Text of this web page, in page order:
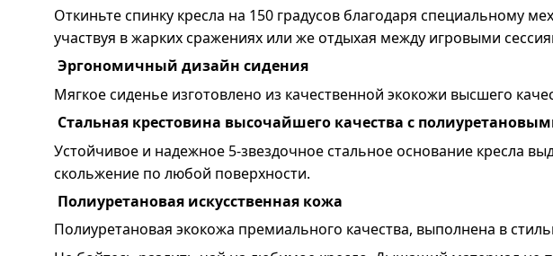
Откиньте спинку кресла на 150 градусов благодаря специальному
участвуя в жарких сражениях или же отдыхая между игровыми
Эргономичный дизайн сидения
Мягкое сиденье изготовлено из качественной экокожи высшего
Стальная крестовина высочайшего качества с
Устойчивое и надежное 5-звездочное стальное основание кресла
скольжение по любой поверхности.
Полиуретановая искусственная кожа
Полиуретановая экокожа премиального качества, выполнена в